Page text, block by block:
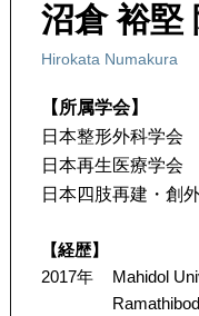
沼倉 裕堅
Hirokata Numakura
【所属学会】
日本整形外科学会
日本再生医療学会
日本四肢再建・創
【経歴】
2017年
Mahidol